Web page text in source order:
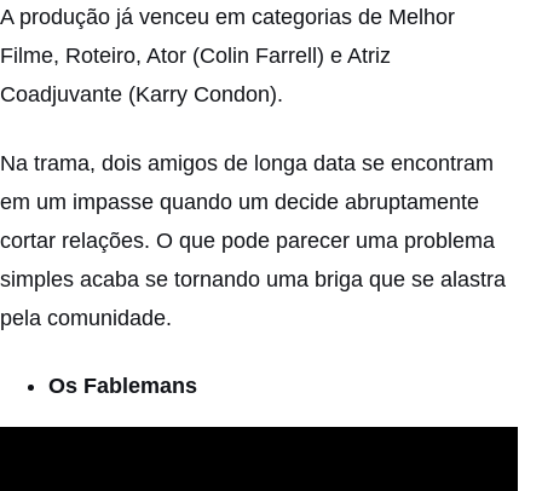
A produção já venceu em categorias de Melhor
Filme, Roteiro, Ator (Colin Farrell) e Atriz
Coadjuvante (Karry Condon).
Na trama, dois amigos de longa data se encontram
em um impasse quando um decide abruptamente
cortar relações. O que pode parecer uma problema
simples acaba se tornando uma briga que se alastra
pela comunidade.
Os Fablemans